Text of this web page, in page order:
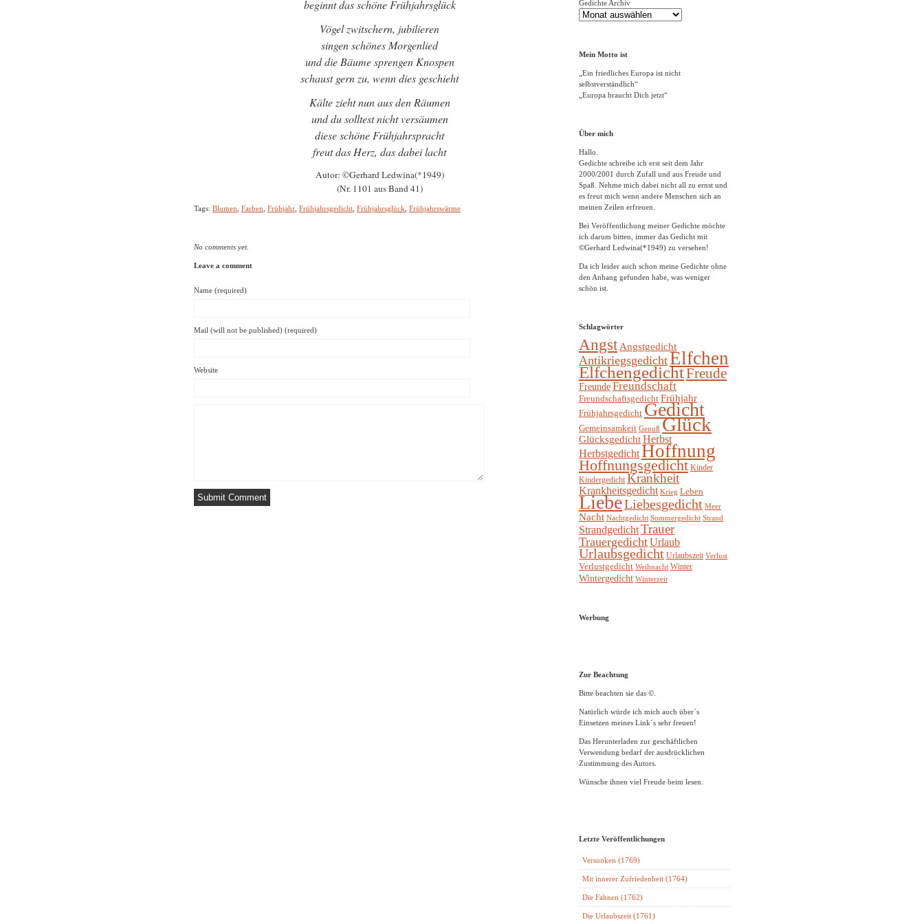
beginnt das schöne Frühjahrsglück
Vögel zwitschern, jubilieren
singen schönes Morgenlied
und die Bäume sprengen Knospen
schaust gern zu, wenn dies geschieht
Kälte zieht nun aus den Räumen
und du solltest nicht versäumen
diese schöne Frühjahrspracht
freut das Herz, das dabei lacht
Autor: ©Gerhard Ledwina(*1949)
(Nr. 1101 aus Band 41)
Tags: Blumen Farben Frühjahr Frühjahrsgedicht Frühjahrsglück Frühjahrswärme
No comments yet.
Leave a comment
Name (required)
Mail (will not be published) (required)
Website
Gedichte Archiv
Mein Motto ist
„Ein friedliches Europa ist nicht
selbstverständlich“
„Europa braucht Dich jetzt“
Über mich
Hallo.
Gedichte schreibe ich erst seit dem Jahr
2000/2001 durch Zufall und aus Freude und
Spaß. Nehme mich dabei nicht all zu ernst und
es freut mich wenn andere Menschen sich an
meinen Zeilen erfreuen.
Bei Veröffentlichung meiner Gedichte möchte
ich darum bitten, immer das Gedicht mit
©Gerhard Ledwina(*1949) zu versehen!
Da ich leider auch schon meine Gedichte ohne
den Anhang gefunden habe, was weniger
schön ist.
Schlagwörter
Angst Angstgedicht
AntikriegsgedichtElfchen
ElfchengedichtFreude
FreundeFreundschaft
Freundschaftsgedicht Frühjahr
Frühjahrsgedicht Gedicht
Gemeinsamkeit Genuß Glück
GlücksgedichtHerbst
HerbstgedichtHoffnung
Hoffnungsgedicht Kinder
Kindergedicht Krankheit
Krankheitsgedicht Krieg Leben
LiebeLiebesgedicht Meer
Nacht Nachtgedicht Sommergedicht Strand
StrandgedichtTrauer
TrauergedichtUrlaub
Urlaubsgedicht Urlaubszeit Verlust
Verlustgedicht Weihnacht Winter
Wintergedicht Winterzeit
Werbung
Zur Beachtung
Bitte beachten sie das ©.
Natürlich würde ich mich auch über´s
Einsetzen meines Link´s sehr freuen!
Das Herunterladen zur geschäftlichen
Verwendung bedarf der ausdrücklichen
Zustimmung des Autors.
Wünsche ihnen viel Freude beim lesen.
Letzte Veröffentlichungen
Versunken (1769)
Mit innerer Zufriedenheit (1764)
Die Fahnen (1762)
Die Urlaubszeit (1761)